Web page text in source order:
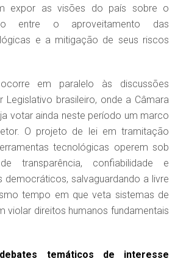
expor as visões do país sobre o
entre o aproveitamento das
e a mitigação de seus riscos
em paralelo às discussões
Legislativo brasileiro, onde a Câmara
votar ainda neste período um marco
O projeto de lei em tramitação
tecnológicas operem sob
transparência, confiabilidade e
salvaguardando a livre
tempo em que veta sistemas de
violar direitos humanos fundamentais
temáticos de interesse